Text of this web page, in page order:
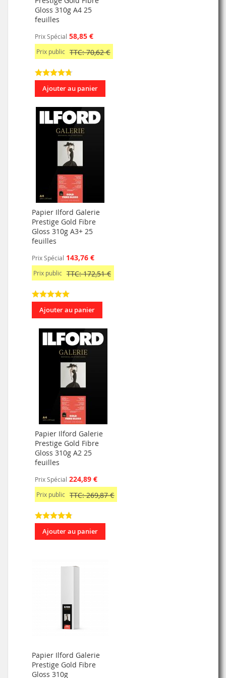
Gloss 310g A4 25
feuilles
Prix Spécial 58,85 €
Prix public TTC: 70,62 €
Ajouter au panier
Papier Ilford Galerie
Prestige Gold Fibre
Gloss 310g A3+ 25
feuilles
Prix Spécial 143,76 €
Prix public TTC: 172,51 €
Ajouter au panier
Papier Ilford Galerie
Prestige Gold Fibre
Gloss 310g A2 25
feuilles
Prix Spécial 224,89 €
Prix public TTC: 269,87 €
Ajouter au panier
Papier Ilford Galerie
Prestige Gold Fibre
Gloss 310g